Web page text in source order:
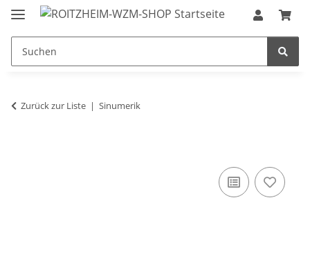
Zurück zur Liste Sinumerik